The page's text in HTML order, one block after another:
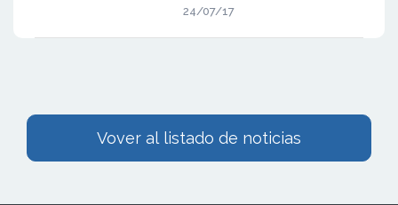
24/07/17
Vover al listado de noticias